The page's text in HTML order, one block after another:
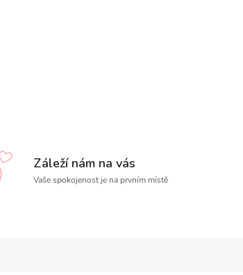
Záleží nám na vás
Vaše spokojenost je na prvním místě